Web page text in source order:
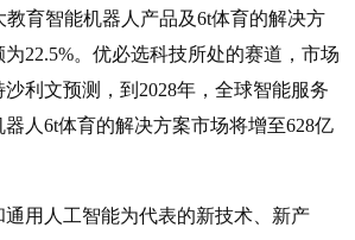
教育智能机器人产品及6t体育的解决方
22.5%。优必选科技所处的赛道，市场
利文预测，到2028年，全球智能服务
人6t体育的解决方案市场将增至628亿
用人工智能为代表的新技术、新产